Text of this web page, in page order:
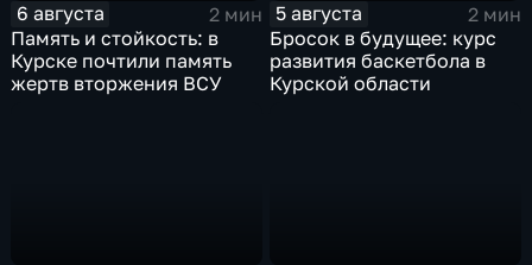
6 августа
2 мин
Память и стойкость: в
Курске почтили память
жертв вторжения ВСУ
5 августа
2 мин
Бросок в будущее: курс
развития баскетбола в
Курской области